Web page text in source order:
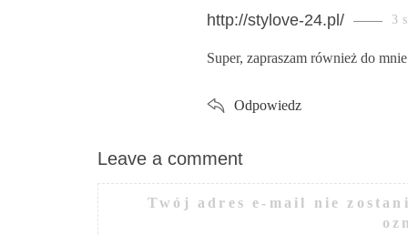
s
y
:
http://stylove-24.pl/ 3
Super, zapraszam również do
Odpowiedz
L
a
v
Leave a comment
Twój adres e-mail nie